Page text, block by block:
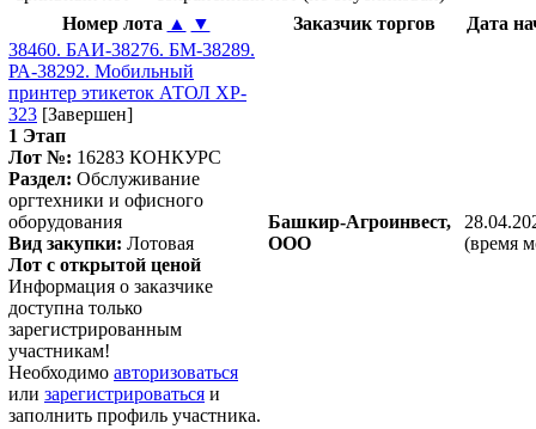
Номер лота ▲ ▼ Заказчик торгов
Дата
38460. БАИ-38276. БМ-38289.
РА-38292. Мобильный
принтер этикеток АТОЛ XP-
323 [Завершен]
1 Этап
Лот №: 16283 КОНКУРС
Раздел: Обслуживание
оргтехники и офисного
оборудования
Вид закупки: Лотовая
Лот с открытой ценой
Информация о заказчике
доступна только
зарегистрированным
участникам!
Необходимо авторизоваться
или зарегистрироваться и
заполнить профиль участника.
Башкир-Агроинвест,
ООО
(время